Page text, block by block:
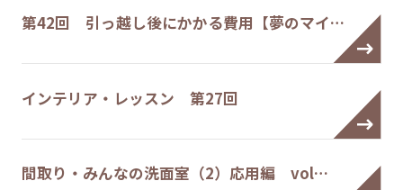
第42回 引っ越し後にかかる費用【夢のマイ…
インテリア・レッスン 第27回
間取り・みんなの洗面室（2）応用編 vol…